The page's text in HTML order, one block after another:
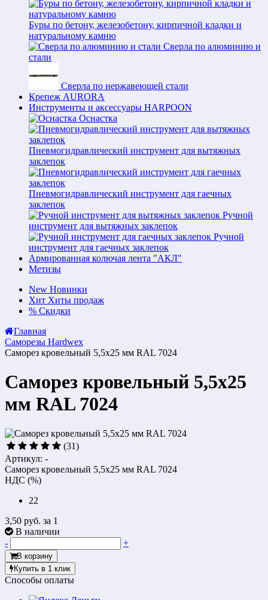
Буры по бетону, железобетону, кирпичной кладки и
натуральному камню
Сверла по алюминию и
стали
Сверла по нержавеющей стали
Крепеж AURORA
Инструменты и аксессуары HARPOON
Оснастка
Пневмогидравлический инструмент для вытяжных
заклепок
Пневмогидравлический инструмент для гаечных
заклепок
Ручной
инструмент для вытяжных заклепок
Ручной
инструмент для гаечных заклепок
Армированная колючая лента "АКЛ"
Метизы
New Новинки
Хит Хиты продаж
% Скидки
Главная
Саморезы Hardwex
Саморез кровельный 5,5x25 мм RAL 7024
Саморез кровельный 5,5x25
мм RAL 7024
(31)
Артикул: -
Саморез кровельный 5,5x25 мм RAL 7024
НДС (%)
22
3,50 руб. за 1
В наличии
-
+
В корзину
Купить в 1 клик
Способы оплаты